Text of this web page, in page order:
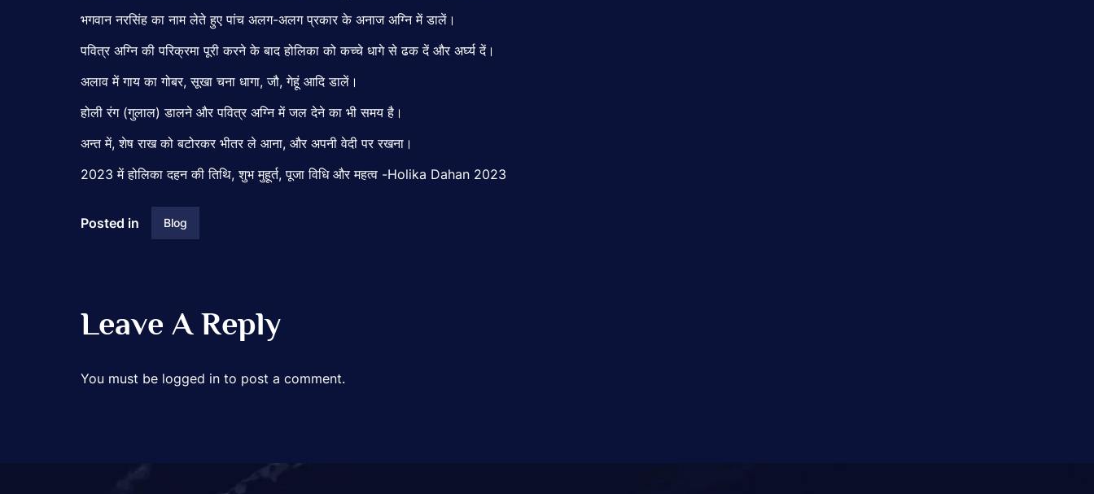
भगवान नरसिंह का नाम लेते हुए पांच अलग-अलग प्रकार के अनाज अग्नि में डालें।
पवित्र अग्नि की परिक्रमा पूरी करने के बाद होलिका को कच्चे धागे से ढक दें और अर्घ्य दें।
अलाव में गाय का गोबर, सूखा चना धागा, जौ, गेहूं आदि डालें।
होली रंग (गुलाल) डालने और पवित्र अग्नि में जल देने का भी समय है।
अन्त में, शेष राख को बटोरकर भीतर ले आना, और अपनी वेदी पर रखना।
2023 में होलिका दहन की तिथि, शुभ मुहूर्त, पूजा विधि और महत्व -Holika Dahan 2023
Posted in Blog
Leave A Reply
You must be logged in to post a comment.